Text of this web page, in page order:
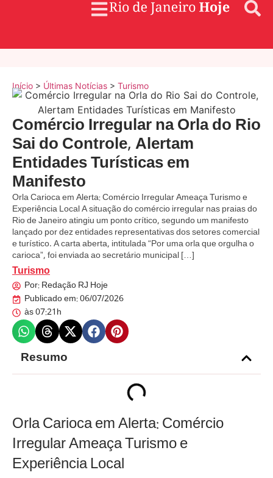
Início > Últimas Notícias > Turismo
Comércio Irregular na Orla do Rio
Sai do Controle, Alertam
Entidades Turísticas em
Manifesto
Orla Carioca em Alerta: Comércio Irregular Ameaça Turismo e
Experiência Local A situação do comércio irregular nas praias do
Rio de Janeiro atingiu um ponto crítico, segundo um manifesto
lançado por dez entidades representativas dos setores comercial
e turístico. A carta aberta, intitulada “Por uma orla que orgulha o
carioca”, foi enviada ao secretário municipal […]
Turismo
Por: Redação RJ Hoje
Publicado em:06/07/2026
às07:21h
Resumo
Orla Carioca em Alerta: Comércio
Irregular Ameaça Turismo e
Experiência Local